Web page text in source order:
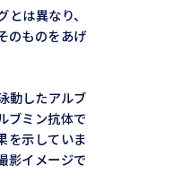
は異なり、
のものをあげ
動したアルブ
ブミン抗体で
を示していま
影イメージで